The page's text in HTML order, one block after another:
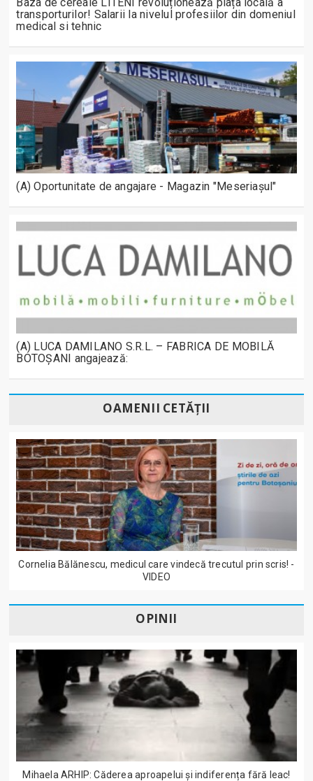
transporturilor! Salarii la nivelul profesiilor din domeniul
medical si tehnic
(A) Oportunitate de angajare - Magazin "Meseriașul"
(A) LUCA DAMILANO S.R.L. – FABRICA DE MOBILĂ
BOTOȘANI angajează:
OAMENII CETĂȚII
Cornelia Bălănescu, medicul care vindecă trecutul prin scris! -
VIDEO
OPINII
Mihaela ARHIP: Căderea aproapelui și indiferența fără leac!